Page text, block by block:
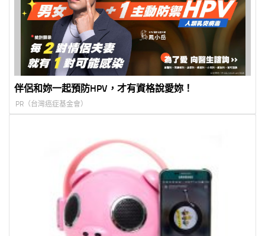
伴侶和妳一起預防HPV，才有資格說愛妳！
PR（台灣癌症基金會）